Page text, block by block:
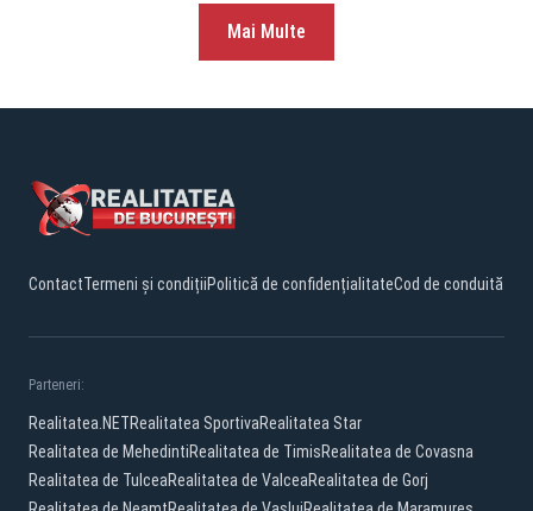
Mai Multe
ContactTermeni și condițiiPolitică de confidențialitateCod de conduită
Parteneri:
Realitatea.NETRealitatea SportivaRealitatea Star
Realitatea de MehedintiRealitatea de TimisRealitatea de Covasna
Realitatea de TulceaRealitatea de ValceaRealitatea de Gorj